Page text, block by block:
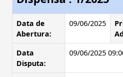
Data de
Abertura:
09/06/2025
Data
Disputa:
09/06/2025